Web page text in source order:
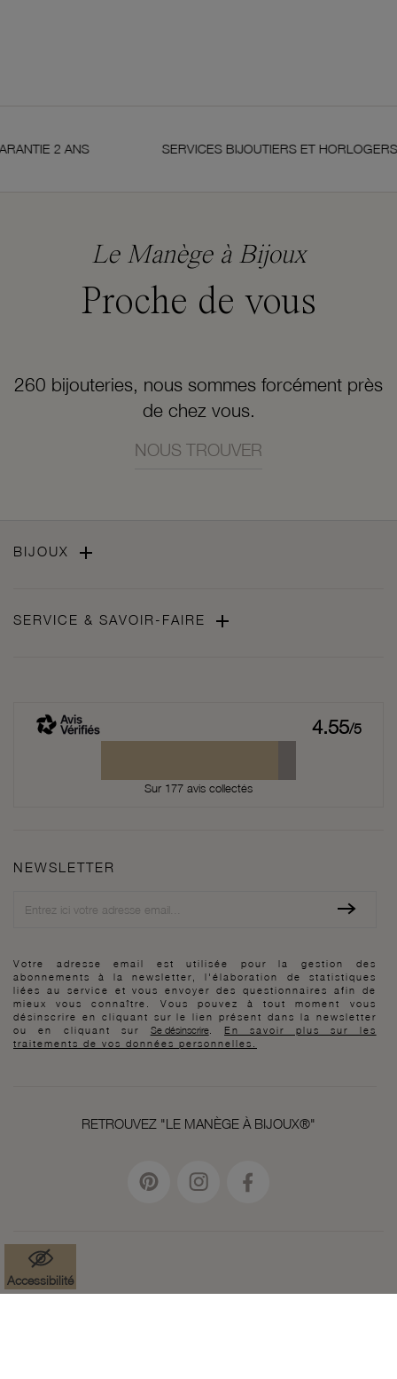
2 ANS SERVICES BIJOUTIERS ET HORLOGERS
Le Manège à Bijoux
Proche de vous
260 bijouteries, nous sommes forcément près
de chez vous.
NOUS TROUVER
BIJOUX 
SERVICE & SAVOIR-FAIRE 
4.55/5
Sur 177 avis collectés
NEWSLETTER
Votre adresse email est utilisée pour la gestion des
abonnements à la newsletter, l'élaboration de statistiques
liées au service et vous envoyer des questionnaires afin de
mieux vous connaître. Vous pouvez à tout moment vous
désinscrire en cliquant sur le lien présent dans la newsletter
ou en cliquant sur Se désinscrire.En savoir plus sur les
traitements de vos données personnelles.
RETROUVEZ "LE MANÈGE À BIJOUX®"
Accessibilité